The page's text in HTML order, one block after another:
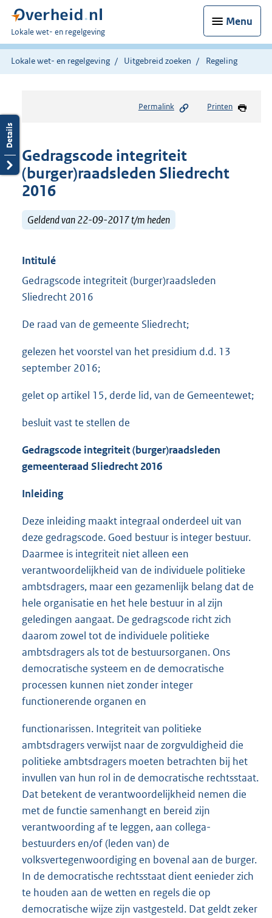
Menu
U
bent
hier:
Lokale wet- en regelgeving
Lokale wet- en regelgeving Uitgebreid zoeken Regeling
Permalink Printen
Gedragscode integriteit
(burger)raadsleden Sliedrecht
2016
Geldend van 22-09-2017 t/m heden
Intitulé
Gedragscode integriteit (burger)raadsleden
Sliedrecht 2016
De raad van de gemeente Sliedrecht;
gelezen het voorstel van het presidium d.d. 13
september 2016;
gelet op artikel 15, derde lid, van de Gemeentewet;
besluit vast te stellen de
Gedragscode integriteit (burger)raadsleden
gemeenteraad Sliedrecht 2016
Inleiding
Deze inleiding maakt integraal onderdeel uit van
deze gedragscode. Goed bestuur is integer bestuur.
Daarmee is integriteit niet alleen een
verantwoordelijkheid van de individuele politieke
ambtsdragers, maar een gezamenlijk belang dat de
hele organisatie en het hele bestuur in al zijn
geledingen aangaat. De gedragscode richt zich
daarom zowel tot de individuele politieke
ambtsdragers als tot de bestuursorganen. Ons
democratische systeem en de democratische
processen kunnen niet zonder integer
functionerende organen en
functionarissen. Integriteit van politieke
ambtsdragers verwijst naar de zorgvuldigheid die
politieke ambtsdragers moeten betrachten bij het
invullen van hun rol in de democratische rechtsstaat.
Dat betekent de verantwoordelijkheid nemen die
met de functie samenhangt en bereid zijn
verantwoording af te leggen, aan collega-
bestuurders en/of (leden van) de
volksvertegenwoordiging en bovenal aan de burger.
In de democratische rechtsstaat dient eenieder zich
te houden aan de wetten en regels die op
democratische wijze zijn vastgesteld. Dat geldt zeker